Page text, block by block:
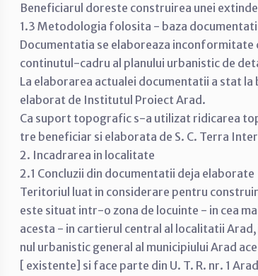
Beneficiarul doreste construirea unei
1.3 Metodologia folosita - baza
Documentatia se elaboreaza inconformitate
continutul-cadru al planului urbanistic de
La elaborarea actualei documentatii a stat la
elaborat de Institutul Proiect Arad.
Ca suport topografic s-a utilizat ridicarea
tre beneficiar si elaborata de S. C. Terra
2. Incadrarea in localitate
2.1 Concluzii din documentatii deja elaborate
Teritoriul luat in considerare pentru
este situat intr-o zona de locuinte - in cea
acesta - in cartierul central al localitatii
nul urbanistic general al municipiului Arad
[ existente] si face parte din U. T. R. nr. 1